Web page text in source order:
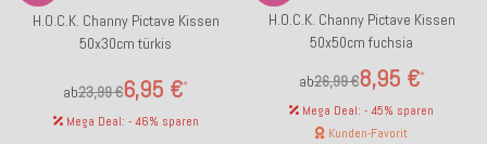
H.O.C.K. Channy Pictave Kissen
50x30cm türkis
ab 6,95 €*
23,99 €
Mega Deal: - 46% sparen
H.O.C.K. Channy Pictave Kissen
50x50cm fuchsia
ab 8,95 €*
26,99 €
Mega Deal: - 45% sparen
Kunden-Favorit